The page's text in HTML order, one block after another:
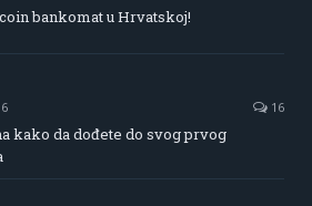
bankomat u Hrvatskoj!
16
kako da dođete do svog prvog